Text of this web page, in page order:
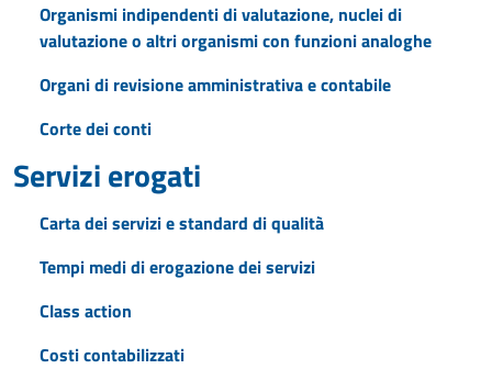
Organismi indipendenti di valutazione, nuclei di
valutazione o altri organismi con funzioni analoghe
Organi di revisione amministrativa e contabile
Corte dei conti
Servizi erogati
Carta dei servizi e standard di qualità
Tempi medi di erogazione dei servizi
Class action
Costi contabilizzati